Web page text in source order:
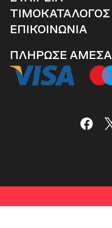
ΤΙΜΟΚΑΤΑΛΟΓΟΣ
ΕΠΙΚΟΙΝΩΝΙΑ
ΠΛΗΡΩΣΕ ΑΜΕΣΑ